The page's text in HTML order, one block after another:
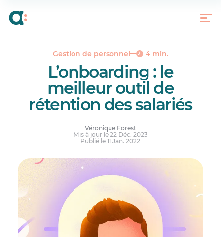
Gestion de personnel 4 min.
L’onboarding : le
meilleur outil de
rétention des salariés
Véronique Forest
Mis à jour le 22 Déc. 2023
Publié le 11 Jan. 2022
d’onboarding
Bien faire les choses